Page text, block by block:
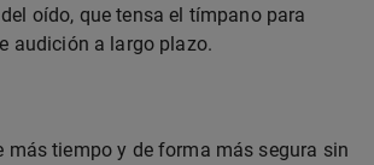
oído, que tensa el tímpano para
audición a largo plazo.
más tiempo y de forma más segura sin